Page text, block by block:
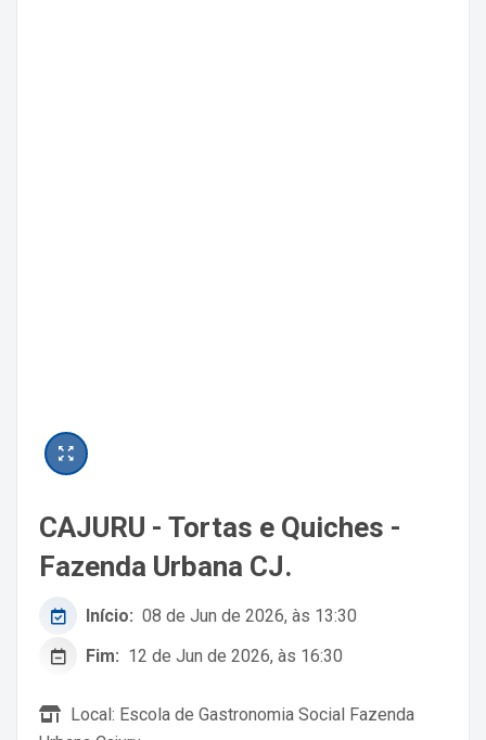
CAJURU - Tortas e Quiches -
Fazenda Urbana CJ.
Início: 08 de Jun de 2026, às 13:30
Fim: 12 de Jun de 2026, às 16:30
Local: Escola de Gastronomia Social Fazenda